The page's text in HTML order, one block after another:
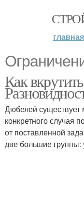
главная
Как
Дюбелей существует
конкретного случая
от поставленной
две большие